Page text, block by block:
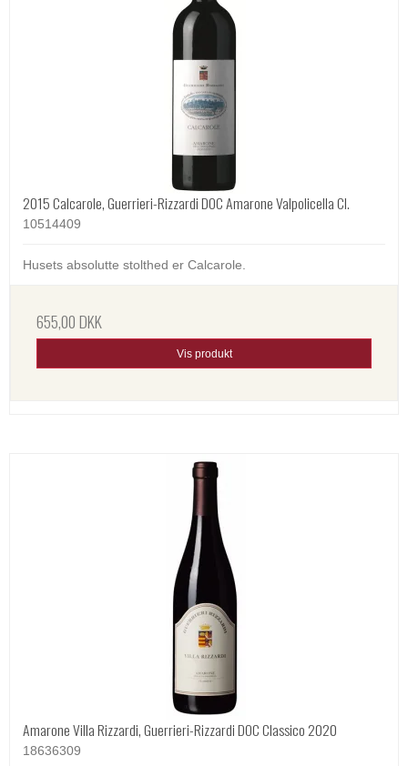
2015 Calcarole, Guerrieri-Rizzardi DOC Amarone Valpolicella Cl.
10514409
Husets absolutte stolthed er Calcarole.
655,00 DKK
Vis produkt
Amarone Villa Rizzardi, Guerrieri-Rizzardi DOC Classico 2020
18636309